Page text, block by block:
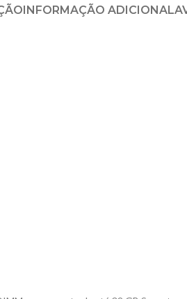
INFORMAÇÃO ADICIONAL